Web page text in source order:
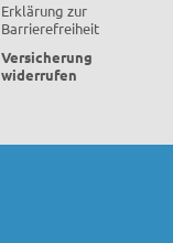
Erklärung zur
Barrierefreiheit
Versicherung
widerrufen